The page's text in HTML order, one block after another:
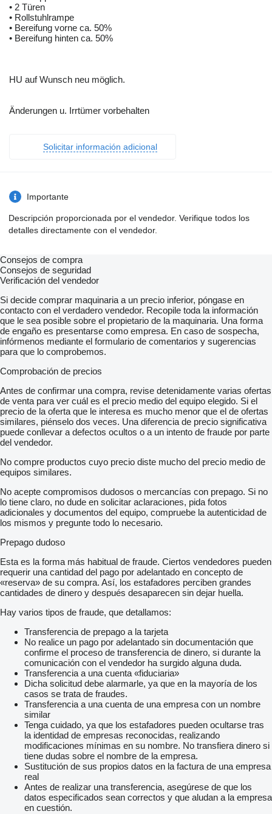
• 2 Türen
• Rollstuhlrampe
• Bereifung vorne ca. 50%
• Bereifung hinten ca. 50%
HU auf Wunsch neu möglich.
Änderungen u. Irrtümer vorbehalten
Solicitar información adicional
Importante
Descripción proporcionada por el vendedor. Verifique todos los
detalles directamente con el vendedor.
Consejos de compra
Consejos de seguridad
Verificación del vendedor
Si decide comprar maquinaria a un precio inferior, póngase en
contacto con el verdadero vendedor. Recopile toda la información
que le sea posible sobre el propietario de la maquinaria. Una forma
de engaño es presentarse como empresa. En caso de sospecha,
infórmenos mediante el formulario de comentarios y sugerencias
para que lo comprobemos.
Comprobación de precios
Antes de confirmar una compra, revise detenidamente varias ofertas
de venta para ver cuál es el precio medio del equipo elegido. Si el
precio de la oferta que le interesa es mucho menor que el de ofertas
similares, piénselo dos veces. Una diferencia de precio significativa
puede conllevar a defectos ocultos o a un intento de fraude por parte
del vendedor.
No compre productos cuyo precio diste mucho del precio medio de
equipos similares.
No acepte compromisos dudosos o mercancías con prepago. Si no
lo tiene claro, no dude en solicitar aclaraciones, pida fotos
adicionales y documentos del equipo, compruebe la autenticidad de
los mismos y pregunte todo lo necesario.
Prepago dudoso
Esta es la forma más habitual de fraude. Ciertos vendedores pueden
requerir una cantidad del pago por adelantado en concepto de
«reserva» de su compra. Así, los estafadores perciben grandes
cantidades de dinero y después desaparecen sin dejar huella.
Hay varios tipos de fraude, que detallamos:
Transferencia de prepago a la tarjeta
No realice un pago por adelantado sin documentación que
confirme el proceso de transferencia de dinero, si durante la
comunicación con el vendedor ha surgido alguna duda.
Transferencia a una cuenta «fiduciaria»
Dicha solicitud debe alarmarle, ya que en la mayoría de los
casos se trata de fraudes.
Transferencia a una cuenta de una empresa con un nombre
similar
Tenga cuidado, ya que los estafadores pueden ocultarse tras
la identidad de empresas reconocidas, realizando
modificaciones mínimas en su nombre. No transfiera dinero si
tiene dudas sobre el nombre de la empresa.
Sustitución de sus propios datos en la factura de una empresa
real
Antes de realizar una transferencia, asegúrese de que los
datos especificados sean correctos y que aludan a la empresa
en cuestión.